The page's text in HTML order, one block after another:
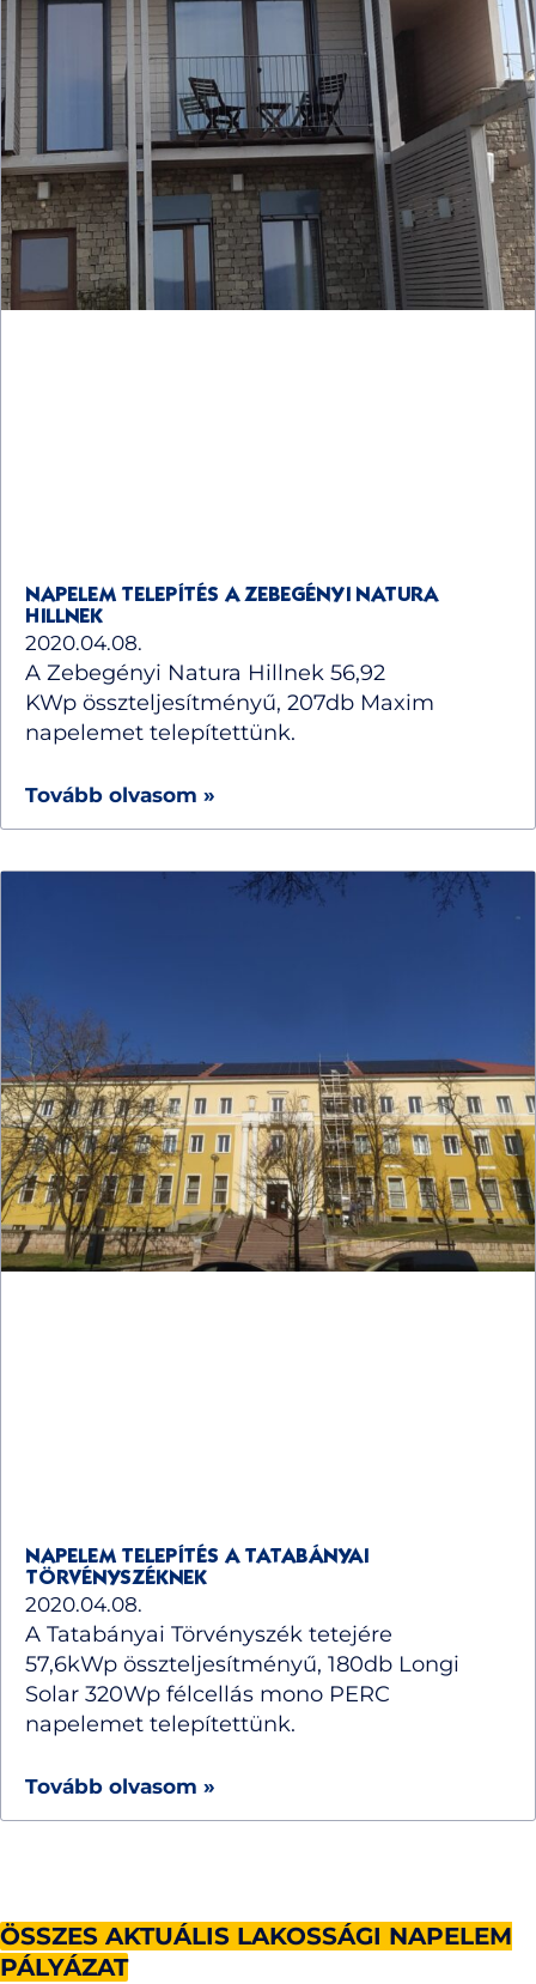
NAPELEM TELEPÍTÉS A ZEBEGÉNYI NATURA
HILLNEK
2020.04.08.
A Zebegényi Natura Hillnek 56,92
KWp összteljesítményű, 207db Maxim
napelemet telepítettünk.
Tovább olvasom »
NAPELEM TELEPÍTÉS A TATABÁNYAI
TÖRVÉNYSZÉKNEK
2020.04.08.
A Tatabányai Törvényszék tetejére
57,6kWp összteljesítményű, 180db Longi
Solar 320Wp félcellás mono PERC
napelemet telepítettünk.
Tovább olvasom »
ÖSSZES AKTUÁLIS LAKOSSÁGI NAPELEM
PÁLYÁZAT